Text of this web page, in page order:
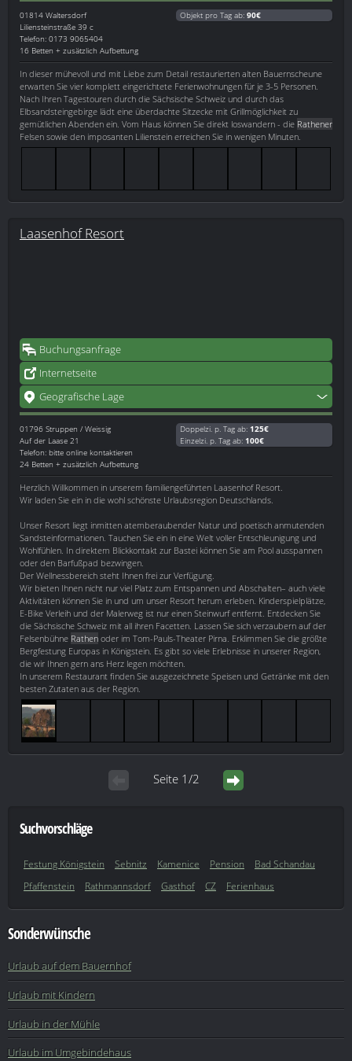
01814 Waltersdorf
Liliensteinstraße 39 c
Telefon: 0173 9065404
16 Betten + zusätzlich Aufbettung
Objekt pro Tag ab: 90€
In dieser mühevoll und mit Liebe zum Detail restaurierten alten Bauernscheune
erwarten Sie vier komplett eingerichtete Ferienwohnungen für je 3-5 Personen.
Nach Ihren Tagestouren durch die Sächsische Schweiz und durch das
Elbsandsteingebirge lädt eine überdachte Sitzecke mit Grillmöglichkeit zu
gemütlichen Abenden ein. Vom Haus können Sie direkt loswandern - die Rathener
Felsen sowie den imposanten Lilienstein erreichen Sie in wenigen Minuten.
Laasenhof Resort
Buchungsanfrage
Internetseite
Geografische Lage
01796 Struppen / Weissig
Auf der Laase 21
Telefon: bitte online kontaktieren
24 Betten + zusätzlich Aufbettung
Doppelzi. p. Tag ab: 125€
Einzelzi. p. Tag ab: 100€
Herzlich Willkommen in unserem familiengeführten Laasenhof Resort.
Wir laden Sie ein in die wohl schönste Urlaubsregion Deutschlands.
Unser Resort liegt inmitten atemberaubender Natur und poetisch anmutenden
Sandsteinformationen. Tauchen Sie ein in eine Welt voller Entschleunigung und
Wohlfühlen. In direktem Blickkontakt zur Bastei können Sie am Pool ausspannen
oder den Barfußpad bezwingen.
Der Wellnessbereich steht Ihnen frei zur Verfügung.
Wir bieten Ihnen nicht nur viel Platz zum Entspannen und Abschalten– auch viele
Aktivitäten können Sie in und um unser Resort herum erleben. Kinderspielplätze,
E-Bike Verleih und der Malerweg ist nur einen Steinwurf entfernt. Entdecken Sie
die Sächsische Schweiz mit all ihren Facetten. Lassen Sie sich verzaubern auf der
Felsenbühne Rathen oder im Tom-Pauls-Theater Pirna. Erklimmen Sie die größte
Bergfestung Europas in Königstein. Es gibt so viele Erlebnisse in unserer Region,
die wir Ihnen gern ans Herz legen möchten.
In unserem Restaurant finden Sie ausgezeichnete Speisen und Getränke mit den
besten Zutaten aus der Region.
Seite 1/2
Suchvorschläge
Festung Königstein Sebnitz Kamenice Pension
Bad Schandau
Pfaffenstein
Rathmannsdorf Gasthof CZ Ferienhaus
Sonderwünsche
Urlaub auf dem Bauernhof
Urlaub mit Kindern
Urlaub in der Mühle
Urlaub im Umgebindehaus